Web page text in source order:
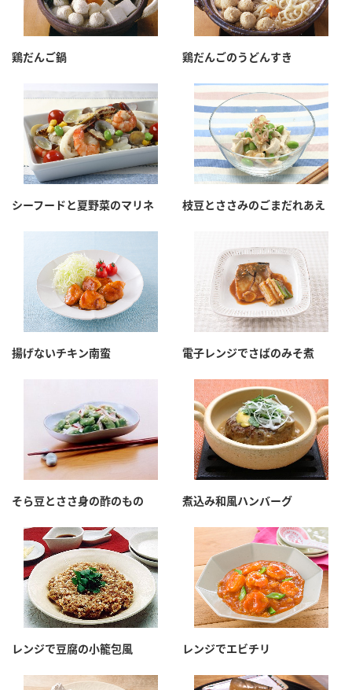
すしラボ
ぽん酢サワー
鍋奉行マニュアル
ミツカンのCM
ロングセラー商品 ＋ おすすめレシピ
人気商品 ＋ おすすめレシピ
おいしさと健康への取り組み
キッザニア東京「ぽん酢工房」
お問い合わせ
ミツカン公式通販
検索
業務用サイト ミツカングループについて 製造所固有記号一覧
鶏だんご鍋 鶏だんごのうどんすき
シーフードと夏野菜のマリネ 枝豆とささみのごまだれあえ
揚げないチキン南蛮 電子レンジでさばのみそ煮
そら豆とささ身の酢のもの 煮込み和風ハンバーグ
レンジで豆腐の小籠包風 レンジでエビチリ